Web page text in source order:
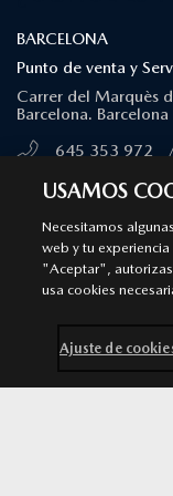
BARCELONA
Punto de venta y
Carrer del Marquès
Barcelona. Barcelona
645 353 972
MÁS INFORMACIÓN
SANT CUGAT DEL
Punto de venta y
600 467 618
MÁS INFORMACIÓN
USAMOS
Necesitamos
web y tu
"Aceptar", autorizas
usa cookies
Ajuste de